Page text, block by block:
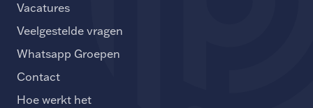
Vacatures
Veelgestelde vragen
Whatsapp Groepen
Contact
Hoe werkt het